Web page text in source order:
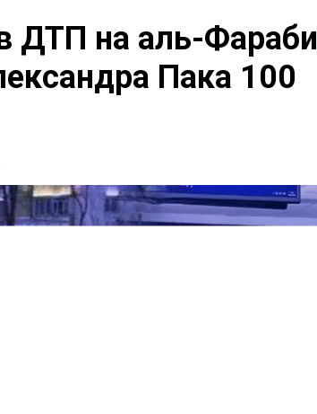
ДТП на аль-Фараби
Пака 100